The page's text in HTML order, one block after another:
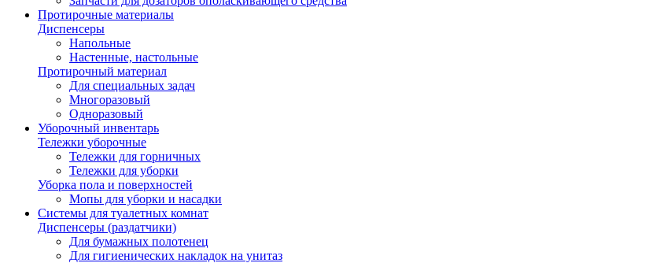
Протирочные материалы
Диспенсеры
Напольные
Настенные, настольные
Протирочный материал
Для специальных задач
Многоразовый
Одноразовый
Уборочный инвентарь
Тележки уборочные
Тележки для горничных
Тележки для уборки
Уборка пола и поверхностей
Мопы для уборки и насадки
Системы для туалетных комнат
Диспенсеры (раздатчики)
Для бумажных полотенец
Для гигиенических накладок на унитаз